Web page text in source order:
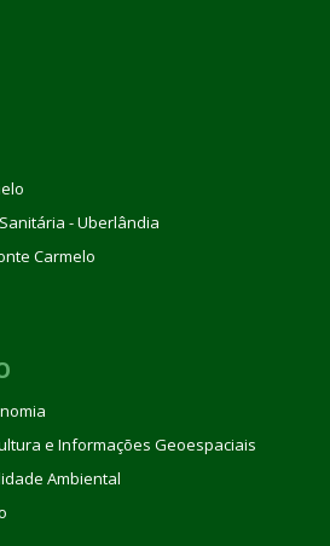
- Uberlândia
Carmelo
e Informações Geoespaciais
Ambiental